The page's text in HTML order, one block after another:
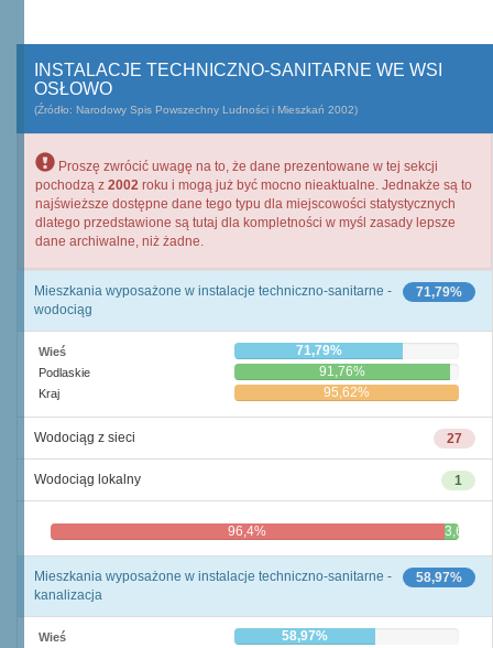
INSTALACJE TECHNICZNO-SANITARNE WE WSI
OSŁOWO
(Źródło: Narodowy Spis Powszechny Ludności i Mieszkań 2002)
Proszę zwrócić uwagę na to, że dane prezentowane w tej sekcji
pochodzą z 2002 roku i mogą już być mocno nieaktualne. Jednakże są to
najświeższe dostępne dane tego typu dla miejscowości statystycznych
dlatego przedstawione są tutaj dla kompletności w myśl zasady lepsze
dane archiwalne, niż żadne.
71,79%
Mieszkania wyposażone w instalacje techniczno-sanitarne -
wodociąg
Wieś 71,79%
Podlaskie 91,76%
Kraj 95,62%
27
Wodociąg z sieci
1
Wodociąg lokalny
96,4% 3,6%
58,97%
Mieszkania wyposażone w instalacje techniczno-sanitarne -
kanalizacja
Wieś 58,97%